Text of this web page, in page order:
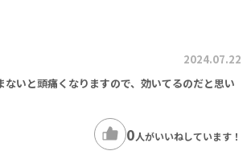
2024.07.22
いと頭痛くなりますので、効いてるのだと思い
0人がいいねしています！